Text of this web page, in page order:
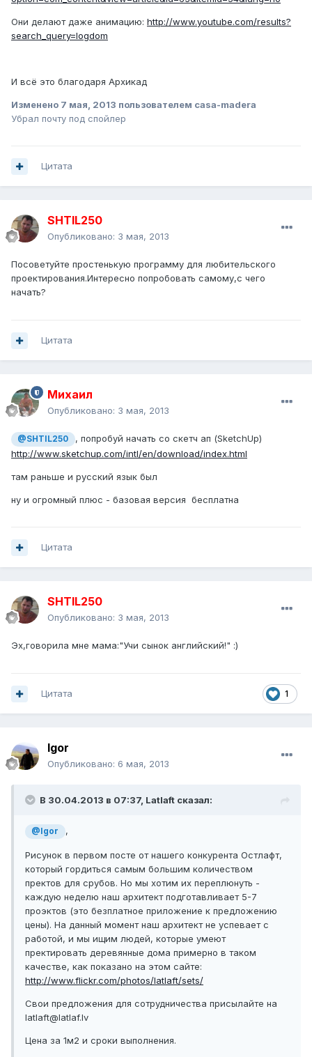
Они делают даже анимацию: http://www.youtube.com/results?
search_query=logdom
И всё это благодаря Архикад
Изменено 7 мая, 2013 пользователем casa-madera
Убрал почту под спойлер
Цитата
SHTIL250
Опубликовано: 3 мая, 2013
Посоветуйте простенькую программу для любительского
проектирования.Интересно попробовать самому,с чего
начать?
Цитата
Михаил
Опубликовано: 3 мая, 2013
@SHTIL250
, попробуй начать со скетч ап (SketchUp)
http://www.sketchup.com/intl/en/download/index.html
там раньше и русский язык был
ну и огромный плюс - базовая версия бесплатна
Цитата
SHTIL250
Опубликовано: 3 мая, 2013
Эх,говорила мне мама:"Учи сынок английский!" :)
1
Цитата
Igor
Опубликовано: 6 мая, 2013
В 30.04.2013 в 07:37, Latlaft сказал:
@Igor ,
Рисунок в первом посте от нашего конкурента Остлафт,
который гордиться самым большим количеством
пректов для срубов. Но мы хотим их переплюнуть -
каждую неделю наш архитект подготавливает 5-7
проэктов (это безплатное приложение к предложению
цены). На данный момент наш архитект не успевает с
работой, и мы ищим людей, которые умеют
пректировать деревянные дома примерно в таком
качестве, как показано на этом сайте:
http://www.flickr.com/photos/latlaft/sets/
Свои предложения для сотрудничества присылайте на
latlaft@latlaf.lv
Цена за 1м2 и сроки выполнения.